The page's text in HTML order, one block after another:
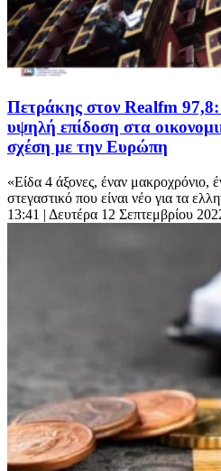
Πετράκης στον Realfm
υψηλή επίδοση στα
σχέση με την Ευρώπη
«Είδα 4 άξονες, έναν μακροχρόνιο,
στεγαστικό που είναι νέο για τα
13:41 | Δευτέρα 12 Σεπτεμβρίου